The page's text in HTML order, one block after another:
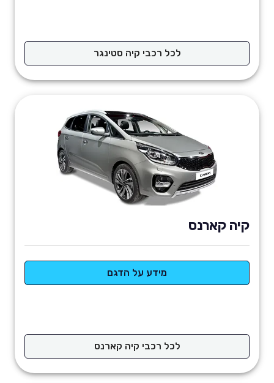
לכל רכבי קיה סטינגר
קיה קארנס
מידע על הדגם
לכל רכבי קיה קארנס